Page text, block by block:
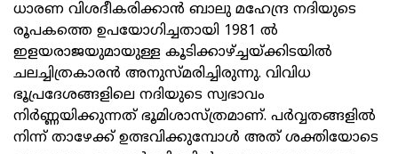
ധാരണ വിശദീകരിക്കാൻ ബാലു മഹേന്ദ്ര നദിയുടെ
രൂപകത്തെ ഉപയോഗിച്ചതായി 1981 ൽ
ഇളയരാജയുമായുള്ള കൂടിക്കാഴ്ച്ചയ്ക്കിടയിൽ
ചലച്ചിത്രകാരൻ അനുസ്മരിച്ചിരുന്നു. വിവിധ
ഭൂപ്രദേശങ്ങളിലെ നദിയുടെ സ്വഭാവം
നിർണ്ണയിക്കുന്നത് ഭൂമിശാസ്ത്രമാണ്. പർവ്വതങ്ങളിൽ
നിന്ന് താഴേക്ക് ഉത്ഭവിക്കുമ്പോൾ അത് ശക്തിയോടെ